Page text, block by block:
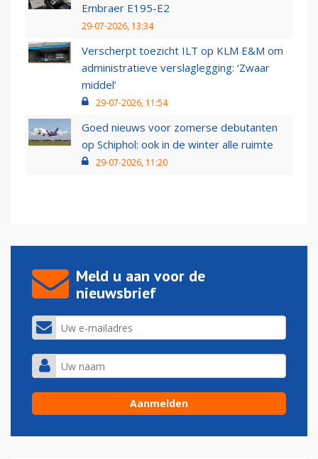
Embraer E195-E2
29-07-2026, 13:34
Verscherpt toezicht ILT op KLM E&M om
administratieve verslaglegging: ‘Zwaar
middel’
29-07-2026, 11:54
Goed nieuws voor zomerse debutanten
op Schiphol: ook in de winter alle ruimte
29-07-2026, 11:20
Meld u aan voor de
nieuwsbrief